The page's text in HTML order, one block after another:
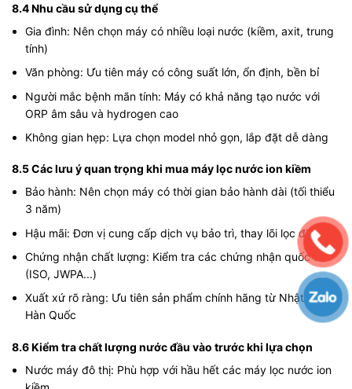
8.4 Nhu cầu sử dụng cụ thể
Gia đình: Nên chọn máy có nhiều loại nước (kiềm, axit, trung
tính)
Văn phòng: Ưu tiên máy có công suất lớn, ổn định, bền bỉ
Người mắc bệnh mãn tính: Máy có khả năng tạo nước với
ORP âm sâu và hydrogen cao
Không gian hẹp: Lựa chọn model nhỏ gọn, lắp đặt dễ dàng
8.5 Các lưu ý quan trọng khi mua máy lọc nước ion kiềm
Bảo hành: Nên chọn máy có thời gian bảo hành dài (tối thiểu
3 năm)
Hậu mãi: Đơn vị cung cấp dịch vụ bảo trì, thay lõi lọc định kỳ
Chứng nhận chất lượng: Kiểm tra các chứng nhận quốc tế
(ISO, JWPA...)
Xuất xứ rõ ràng: Ưu tiên sản phẩm chính hãng từ Nhật Bản,
Hàn Quốc
8.6 Kiểm tra chất lượng nước đầu vào trước khi lựa chọn
Nước máy đô thị: Phù hợp với hầu hết các máy lọc nước ion